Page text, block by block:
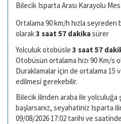
Bilecik Isparta Arası Karayolu
Ortalama 90 km/h hızla seyreden
olarak3 saat 57 dakikasürer
Yolculuk otobüsle 3 saat 57
Otobüsün ortalama hızı 90 Km/s
Duraklamalar için de ortalama 15
edilmesi gerekebilir.
Bilecik ilinden araba ile yolculuğa
başlarsanız, seyahatiniz Isparta
09/08/2026 17:02 tarihi ve